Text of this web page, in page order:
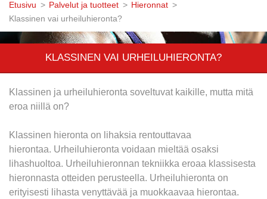
Etusivu > Palvelut ja tuotteet > Hieronnat >
Klassinen vai urheiluhieronta?
KLASSINEN VAI URHEILUHIERONTA?
Klassinen ja urheiluhieronta soveltuvat kaikille, mutta mitä
eroa niillä on?
Klassinen hieronta on lihaksia rentouttavaa
hierontaa. Urheiluhieronta voidaan mieltää osaksi
lihashuoltoa. Urheiluhieronnan tekniikka eroaa klassisesta
hieronnasta otteiden perusteella. Urheiluhieronta on
erityisesti lihasta venyttävää ja muokkaavaa hierontaa.